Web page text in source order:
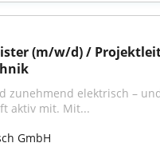
(m/w/d) /
zunehmend elektrisch –
aktiv mit. Mit...
GmbH